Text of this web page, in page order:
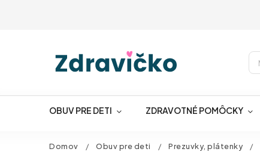
OBUV PRE DETI ZDRAVOTNÉ POMÔCKY
Domov / Obuv pre deti / Prezuvky, plátenky /